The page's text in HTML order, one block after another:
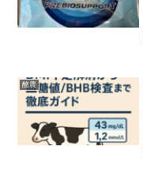
酪農